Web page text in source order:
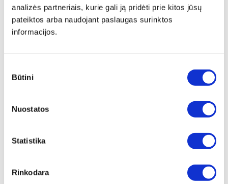
analizės partneriais, kurie gali ją pridėti prie kitos jūsų
pateiktos arba naudojant paslaugas surinktos
informacijos.
pasirinkimas
Būtini
Nuostatos
Statistika
Rinkodarapadarīs audeklu par vēl greznāku jūsu